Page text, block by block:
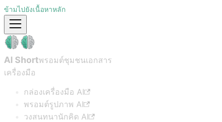
ข้ามไปยังเนื้อหาหลัก
AI Shortพรอมต์ชุมชนเอกสาร
เครื่องมือ
กล่องเครื่องมือ AI
พรอมต์รูปภาพ AI
วงสนทนานักคิด AI